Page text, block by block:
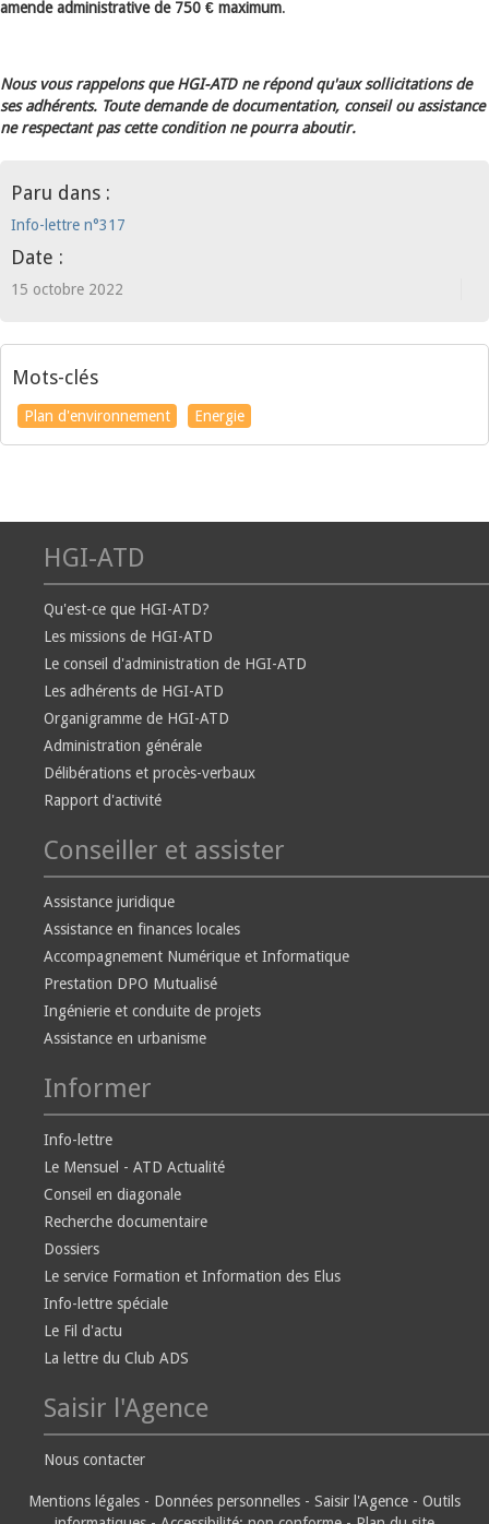
amende administrative de 750 € maximum.
Nous vous rappelons que HGI-ATD ne répond qu'aux sollicitations de
ses adhérents. Toute demande de documentation, conseil ou assistance
ne respectant pas cette condition ne pourra aboutir.
Paru dans :
Info-lettre n°317
Date :
15 octobre 2022
Mots-clés
Plan d'environnement Energie
HGI-ATD
Qu'est-ce que HGI-ATD?
Les missions de HGI-ATD
Le conseil d'administration de HGI-ATD
Les adhérents de HGI-ATD
Organigramme de HGI-ATD
Administration générale
Délibérations et procès-verbaux
Rapport d'activité
Conseiller et assister
Assistance juridique
Assistance en finances locales
Accompagnement Numérique et Informatique
Prestation DPO Mutualisé
Ingénierie et conduite de projets
Assistance en urbanisme
Informer
Info-lettre
Le Mensuel - ATD Actualité
Conseil en diagonale
Recherche documentaire
Dossiers
Le service Formation et Information des Elus
Info-lettre spéciale
Le Fil d'actu
La lettre du Club ADS
Saisir l'Agence
Nous contacter
Mentions légales - Données personnelles - Saisir l'Agence - Outils